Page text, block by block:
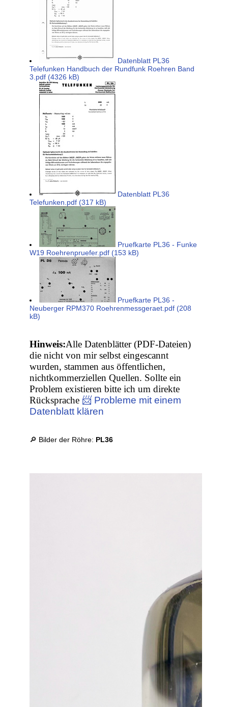
Datenblatt PL36
Telefunken Handbuch der Rundfunk Roehren Band
3.pdf (4326 kB)
Datenblatt PL36
Telefunken.pdf (317 kB)
Pruefkarte PL36 - Funke
W19 Roehrenpruefer.pdf (153 kB)
Pruefkarte PL36 -
Neuberger RPM370 Roehrenmessgeraet.pdf (208
kB)
Hinweis:Alle Datenblätter (PDF-Dateien)
die nicht von mir selbst eingescannt
wurden, stammen aus öffentlichen,
nichtkommerziellen Quellen. Sollte ein
Problem existieren bitte ich um direkte
Rücksprache 📨 Probleme mit einem
Datenblatt klären
🔎 Bilder der Röhre: PL36